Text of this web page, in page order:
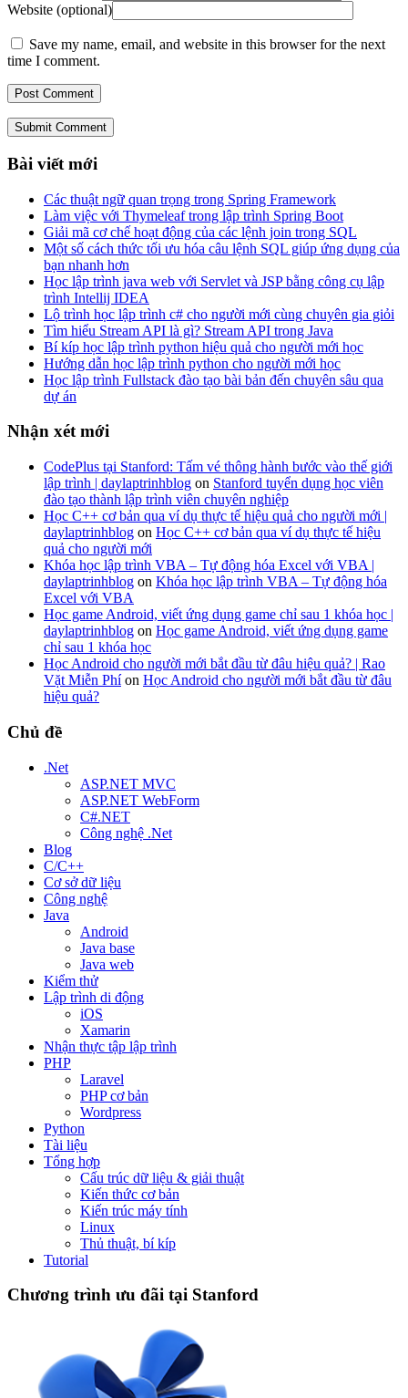
Website (optional)
Save my name, email, and website in this browser for the next
time I comment.
Submit Comment
Bài viết mới
Các thuật ngữ quan trọng trong Spring Framework
Làm việc với Thymeleaf trong lập trình Spring Boot
Giải mã cơ chế hoạt động của các lệnh join trong SQL
Một số cách thức tối ưu hóa câu lệnh SQL giúp ứng dụng của
bạn nhanh hơn
Học lập trình java web với Servlet và JSP bằng công cụ lập
trình Intellij IDEA
Lộ trình học lập trình c# cho người mới cùng chuyên gia giỏi
Tìm hiểu Stream API là gì? Stream API trong Java
Bí kíp học lập trình python hiệu quả cho người mới học
Hướng dẫn học lập trình python cho người mới học
Học lập trình Fullstack đào tạo bài bản đến chuyên sâu qua
dự án
Nhận xét mới
CodePlus tại Stanford: Tấm vé thông hành bước vào thế giới
lập trình | daylaptrinhblog on Stanford tuyển dụng học viên
đào tạo thành lập trình viên chuyên nghiệp
Học C++ cơ bản qua ví dụ thực tế hiệu quả cho người mới |
daylaptrinhblog on Học C++ cơ bản qua ví dụ thực tế hiệu
quả cho người mới
Khóa học lập trình VBA – Tự động hóa Excel với VBA |
daylaptrinhblog on Khóa học lập trình VBA – Tự động hóa
Excel với VBA
Học game Android, viết ứng dụng game chỉ sau 1 khóa học |
daylaptrinhblog on Học game Android, viết ứng dụng game
chỉ sau 1 khóa học
Học Android cho người mới bắt đầu từ đâu hiệu quả? | Rao
Vặt Miễn Phíon Học Android cho người mới bắt đầu từ đâu
hiệu quả?
Chủ đề
.Net
ASP.NET MVC
ASP.NET WebForm
C#.NET
Công nghệ .Net
Blog
C/C++
Cơ sở dữ liệu
Công nghệ
Java
Android
Java base
Java web
Kiểm thử
Lập trình di động
iOS
Xamarin
Nhận thực tập lập trình
PHP
Laravel
PHP cơ bản
Wordpress
Python
Tài liệu
Tổng hợp
Cấu trúc dữ liệu & giải thuật
Kiến thức cơ bản
Kiến trúc máy tính
Linux
Thủ thuật, bí kíp
Tutorial
Chương trình ưu đãi tại Stanford